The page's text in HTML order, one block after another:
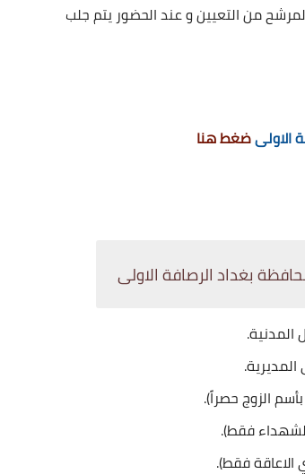
من التعيين و عند الحضور يتم جلب
ضغط هنا
بغداد الرصافة الاولى
المدنية.
الزوج حصراً).
فقط).
الاعاقة فقط).